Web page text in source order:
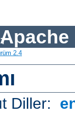
Apache
2.4
Diller: